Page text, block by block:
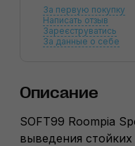
За первую покупку
Написать отзыв
Зареєструватись
За данные о себе
Описание
SOFT99 Roompia
выведения